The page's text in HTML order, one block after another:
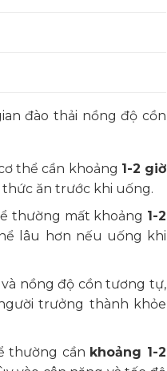
đào thải nồng độ cồn
thể cần khoảng 1-2 giờ
ăn trước khi uống.
thường mất khoảng 1-2
lâu hơn nếu uống khi
nồng độ cồn tương tự,
trưởng thành khỏe
thường cần khoảng 1-2